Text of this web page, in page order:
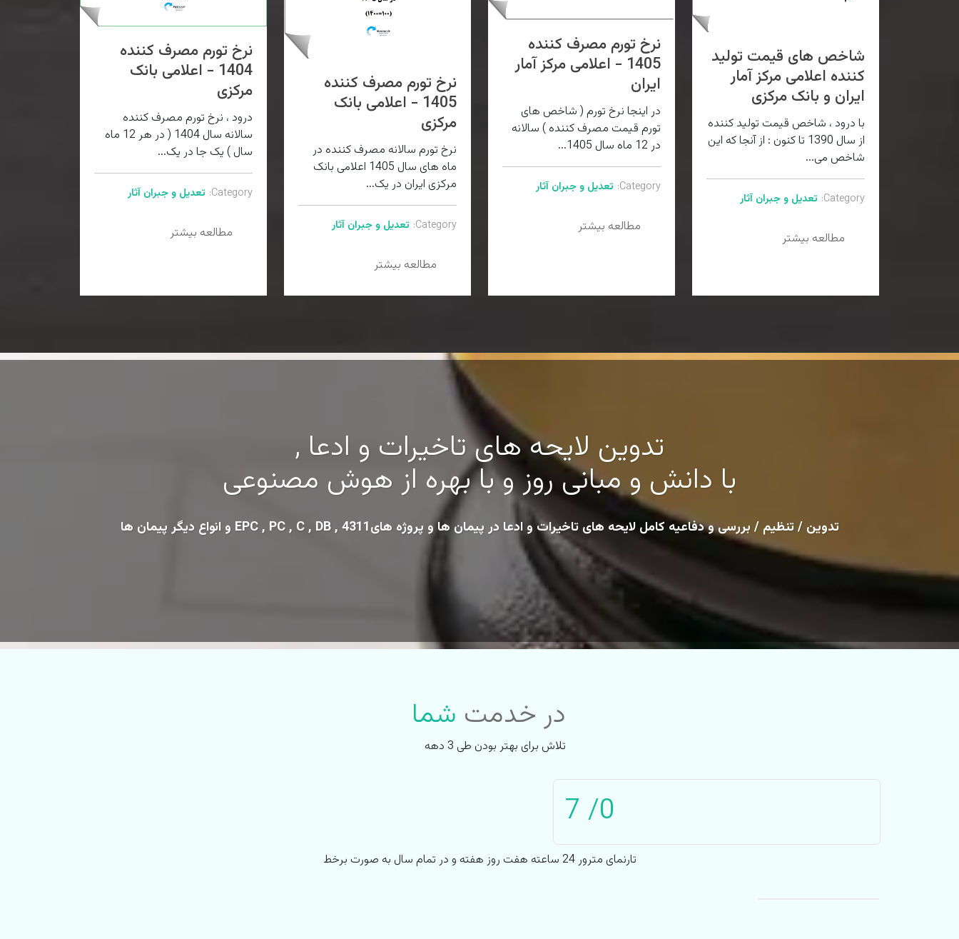
شاخص های قیمت تولید
کننده اعلامی مرکز آمار
ایران و بانک مرکزی
با درود ، شاخص قیمت تولید کننده
از سال 1390 تا کنون : از آنجا که این
شاخص می...
Category: تعدیل و جبران آثار
مطالعه بیشتر
نرخ تورم مصرف کننده
1405 - اعلامی مرکز آمار
ایران
در اینجا نرخ تورم ( شاخص های
تورم قیمت مصرف کننده ) سالانه
در 12 ماه سال 1405...
Category: تعدیل و جبران آثار
مطالعه بیشتر
نرخ تورم مصرف کننده
1405 - اعلامی بانک
مرکزی
نرخ تورم سالانه مصرف کننده در
ماه های سال 1405 اعلامی بانک
مرکزی ایران در یک...
Category: تعدیل و جبران آثار
مطالعه بیشتر
نرخ تورم مصرف کننده
1404 - اعلامی بانک
مرکزی
درود ، نرخ تورم مصرف کننده
سالانه سال 1404 ( در هر 12 ماه
سال ) یک جا در یک...
Category: تعدیل و جبران آثار
مطالعه بیشتر
تدوین لایحه های تاخیرات و ادعا ,
با دانش و مبانی روز و با بهره از هوش مصنوعی
تدوین / تنظیم / بررسی و دفاعیه کامل لایحه های تاخیرات و ادعا در پیمان ها و پروژه هایEPC , PC , C , DB , 4311 و انواع دیگر پیمان ها
در خدمت شما
تلاش برای بهتر بودن طی 3 دهه
0
تارنمای مترور 24 ساعته هفت روز هفته و در تمام سال به صورت برخط